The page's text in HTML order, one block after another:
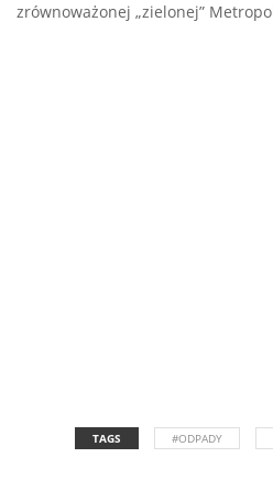
zrównoważonej „zielonej”
TAGS #ODPADY